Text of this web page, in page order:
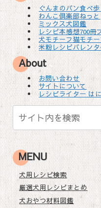
ぐんまのパン食べ
わんこ倶楽部ねっと
ミックス犬図鑑
レシピ本感想700冊
犬モチーフ猫モチ
米粉レシピバレン
About
お問い合わせ
サイトについて
レシピライター は
MENU
犬用レシピ検索
厳選犬用レシピまとめ
犬おやつ材料図鑑